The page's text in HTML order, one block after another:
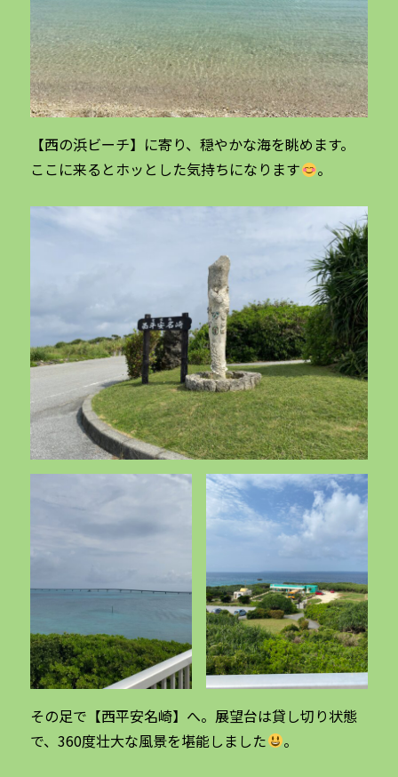
【西の浜ビーチ】に寄り、穏やかな海を眺めます。
ここに来るとホッとした気持ちになります
。
その足で【西平安名崎】へ。展望台は貸し切り状態
で、360度壮大な風景を堪能しました
。